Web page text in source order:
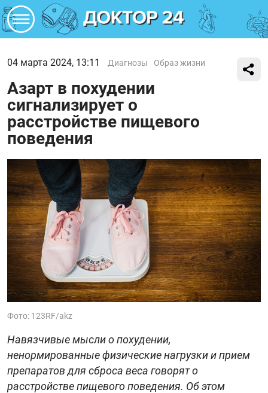
04 марта 2024, 13:11 Диагнозы Образ жизни
Азарт в похудении
сигнализирует о
расстройстве пищевого
поведения
Фото: 123RF/akz
Навязчивые мысли о похудении,
ненормированные физические нагрузки и прием
препаратов для сброса веса говорят о
расстройстве пищевого поведения. Об этом